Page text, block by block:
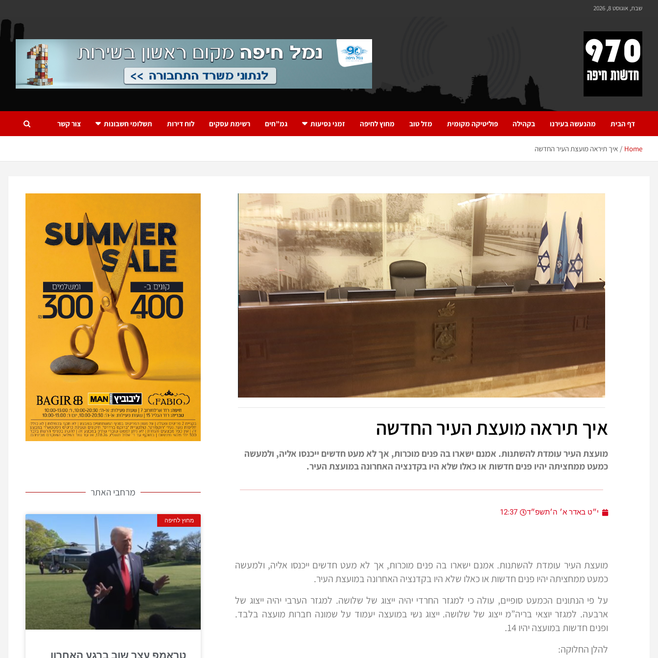
שבת, אוגוסט 8, 2026
970 חדשות חיפה
דף הבית מהנעשה בעירנו בקהילה פוליטיקה מקומית מזל טוב מחוץ לחיפה זמני נסיעות גמ”חים רשימת עסקים לוח דירות תשלומי חשבונות צור קשר
Home איך תיראה מועצת העיר החדשה
איך תיראה מועצת העיר החדשה
מועצת העיר עומדת להשתנות. אמנם ישארו בה פנים מוכרות, אך לא מעט חדשים ייכנסו אליה, ולמעשה
כמעט ממחציתה יהיו פנים חדשות או כאלו שלא היו בקדנציה האחרונה במועצת העיר.
י״ט באדר א׳ ה׳תשפ״ד 12:37
מועצת העיר עומדת להשתנות. אמנם ישארו בה פנים מוכרות, אך לא מעט חדשים ייכנסו אליה, ולמעשה
כמעט ממחציתה יהיו פנים חדשות או כאלו שלא היו בקדנציה האחרונה במועצת העיר.
על פי הנתונים הכמעט סופיים, עולה כי למגזר החרדי יהיה ייצוג של שלושה. למגזר הערבי יהיה ייצוג של
ארבעה. למגזר יוצאי בריה”מ ייצוג של שלושה. ייצוג נשי במועצה יעמוד על שמונה חברות מועצה בלבד.
ופנים חדשות במועצה יהיו 14.
להלן החלוקה:
מרחבי האתר
מחוץ לחיפה
טראמפ עצר שוב ברגע האחרון